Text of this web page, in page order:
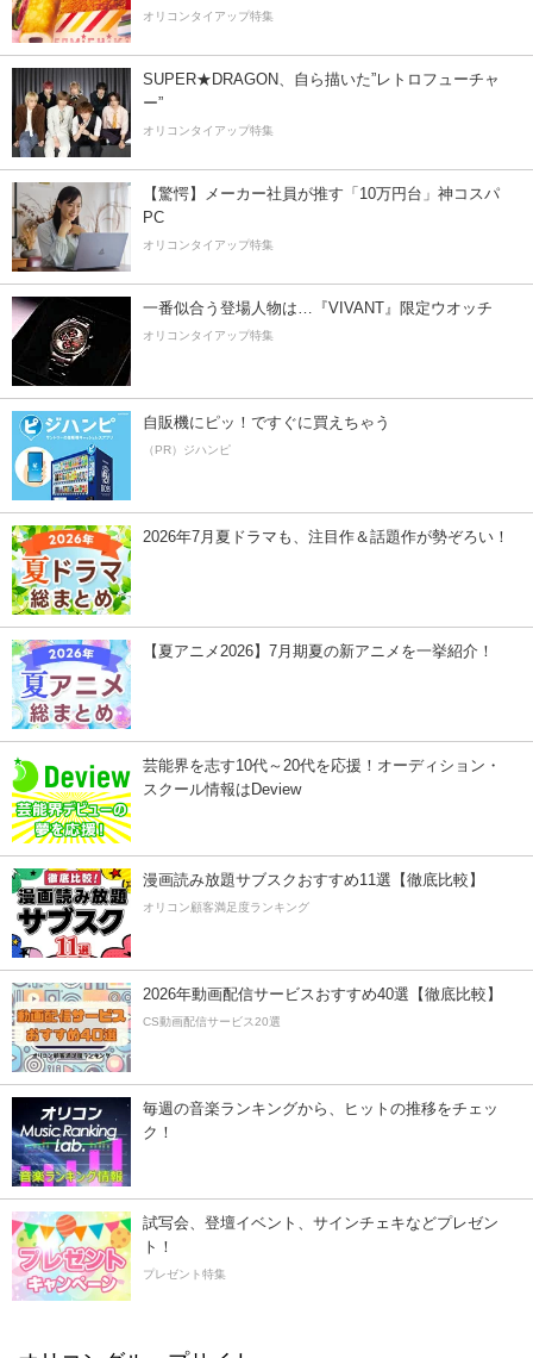
オリコンタイアップ特集
SUPER★DRAGON、自ら描いた”レトロフューチャ
ー”
オリコンタイアップ特集
【驚愕】メーカー社員が推す「10万円台」神コスパ
PC
オリコンタイアップ特集
一番似合う登場人物は…『VIVANT』限定ウオッチ
オリコンタイアップ特集
自販機にピッ！ですぐに買えちゃう
（PR）ジハンピ
2026年7月夏ドラマも、注目作＆話題作が勢ぞろい！
【夏アニメ2026】7月期夏の新アニメを一挙紹介！
芸能界を志す10代～20代を応援！オーディション・
スクール情報はDeview
漫画読み放題サブスクおすすめ11選【徹底比較】
オリコン顧客満足度ランキング
2026年動画配信サービスおすすめ40選【徹底比較】
CS動画配信サービス20選
毎週の音楽ランキングから、ヒットの推移をチェッ
ク！
試写会、登壇イベント、サインチェキなどプレゼン
ト！
プレゼント特集